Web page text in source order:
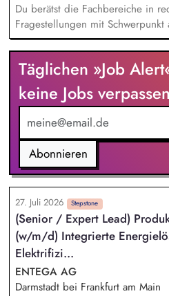
Du berätst die Fachbereiche in
Fragestellungen mit Schwerpunkt
Zivilrecht, Handelsrecht,
Du begleitest rechtlich
Ladeinfrastrukturprojekte über
Projektlebenszyklus,
Schnellladenetz" Du identifizierst,
rechtliche und vertragliche
praxisorientierte Lösungsansätze
Wissensmanagement und der
Rechtsgebiete in den Bereichen
Ladeinfrastruktur mit
Täglichen »Job
keine Jobs
Abonnieren
27. Juli 2026 Stepstone
(Senior / Expert Lead)
(w/m/d) Integrierte
Elektrifizi...
ENTEGA AG
Darmstadt bei Frankfurt am Main